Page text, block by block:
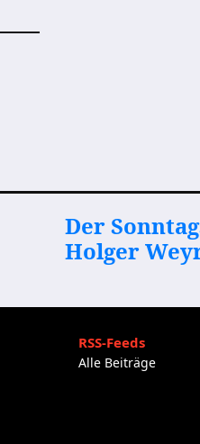
Der
Holger
RSS-Feeds
Alle Beiträge